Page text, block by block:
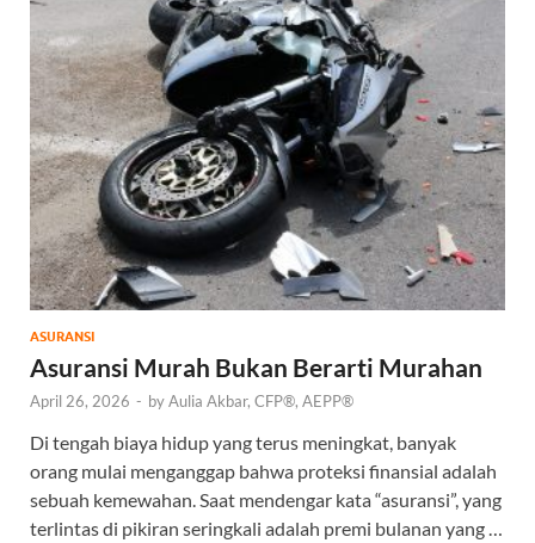
ASURANSI
Asuransi Murah Bukan Berarti Murahan
April 26, 2026 - byAulia Akbar, CFP®, AEPP®
Di tengah biaya hidup yang terus meningkat, banyak
orang mulai menganggap bahwa proteksi finansial adalah
sebuah kemewahan. Saat mendengar kata “asuransi”, yang
terlintas di pikiran seringkali adalah premi bulanan yang …